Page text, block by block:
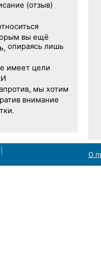
(отзыв)
вы ещё
опираясь лишь
имеет цели
мы хотим
внимание
О